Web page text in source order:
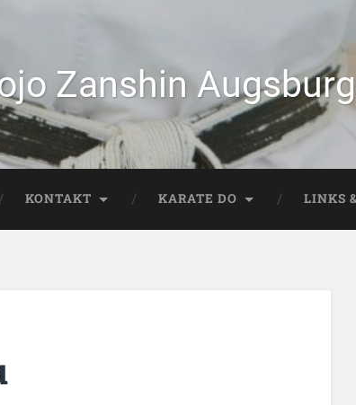
Zanshin
KONTAKT KARATE DO LINKS